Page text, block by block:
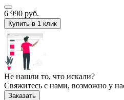
6 990 руб.
Купить в 1 клик
Не нашли то, что искали?
Свяжитесь с нами, возможно у
Заказать